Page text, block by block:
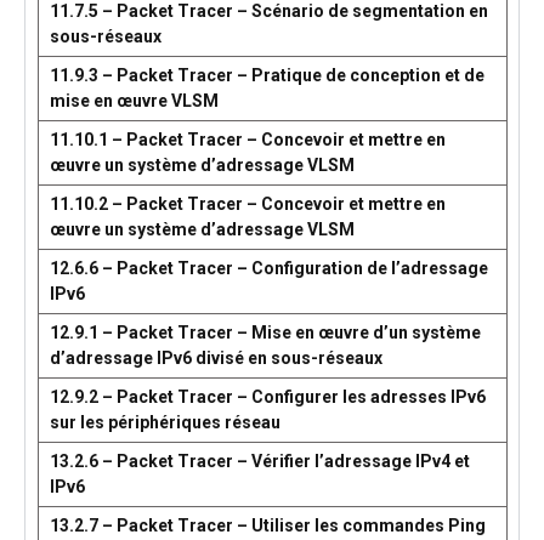
11.7.5 – Packet Tracer – Scénario de segmentation en
sous-réseaux
11.9.3 – Packet Tracer – Pratique de conception et de
mise en œuvre VLSM
11.10.1 – Packet Tracer – Concevoir et mettre en
œuvre un système d’adressage VLSM
11.10.2 – Packet Tracer – Concevoir et mettre en
œuvre un système d’adressage VLSM
12.6.6 – Packet Tracer – Configuration de l’adressage
IPv6
12.9.1 – Packet Tracer – Mise en œuvre d’un système
d’adressage IPv6 divisé en sous-réseaux
12.9.2 – Packet Tracer – Configurer les adresses IPv6
sur les périphériques réseau
13.2.6 – Packet Tracer – Vérifier l’adressage IPv4 et
IPv6
13.2.7 – Packet Tracer – Utiliser les commandes Ping